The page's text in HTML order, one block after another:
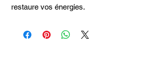
restaure vos énergies.